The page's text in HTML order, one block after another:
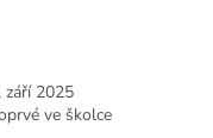
září 2025
ve školce